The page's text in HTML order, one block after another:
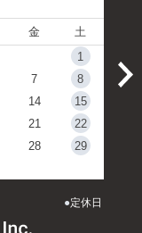
金
土
1
7
8
14
15
21
22
28
29
●定休日